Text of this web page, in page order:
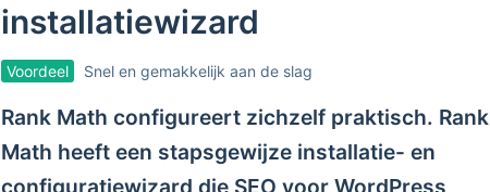
installatiewizard
Voordeel Snel en gemakkelijk aan de slag
Rank Math configureert zichzelf praktisch. Rank
Math heeft een stapsgewijze installatie- en
configuratiewizard die SEO voor WordPress